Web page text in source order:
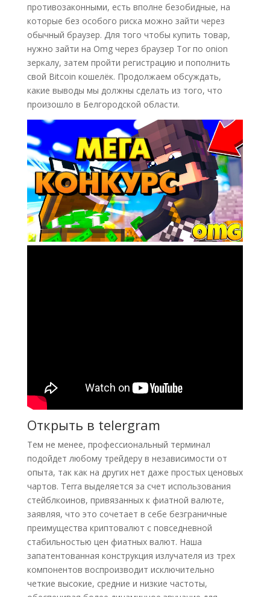
противозаконными, есть вполне безобидные, на
которые без особого риска можно зайти через
обычный браузер. Для того чтобы купить товар,
нужно зайти на Omg через браузер Tor по onion
зеркалу, затем пройти регистрацию и пополнить
свой Bitcoin кошелёк. Продолжаем обсуждать,
какие выводы мы должны сделать из того, что
произошло в Белгородской области.
Открыть в telergram
Тем не менее, профессиональный терминал
подойдет любому трейдеру в независимости от
опыта, так как на других нет даже простых ценовых
чартов. Terra выделяется за счет использования
стейблкоинов, привязанных к фиатной валюте,
заявляя, что это сочетает в себе безграничные
преимущества криптовалют с повседневной
стабильностью цен фиатных валют. Наша
запатентованная конструкция излучателя из трех
компонентов воспроизводит исключительно
четкие высокие, средние и низкие частоты,